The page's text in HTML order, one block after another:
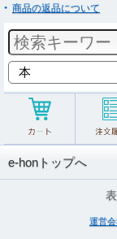
商品の返品について
e-honトップへ
運営